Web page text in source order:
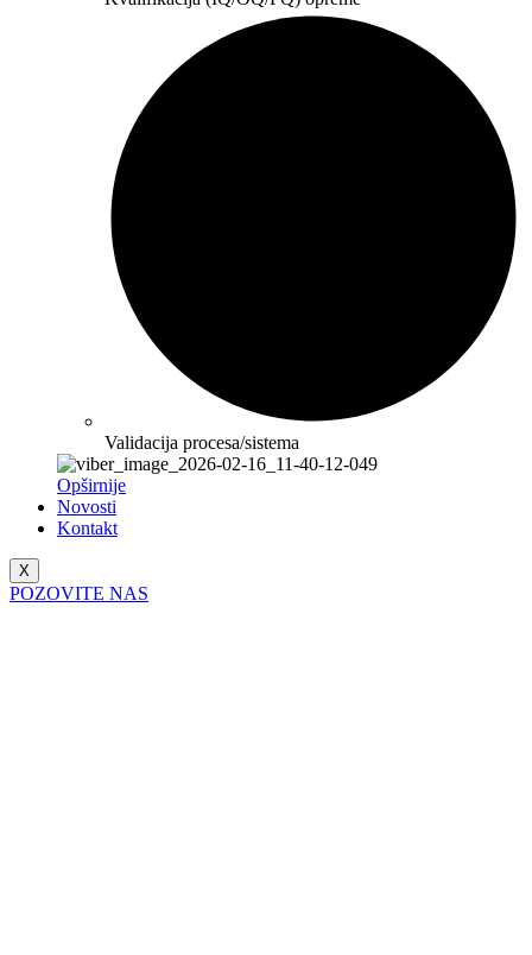
Validacija procesa/sistema
Opširnije
Novosti
Kontakt
X
POZOVITE NAS